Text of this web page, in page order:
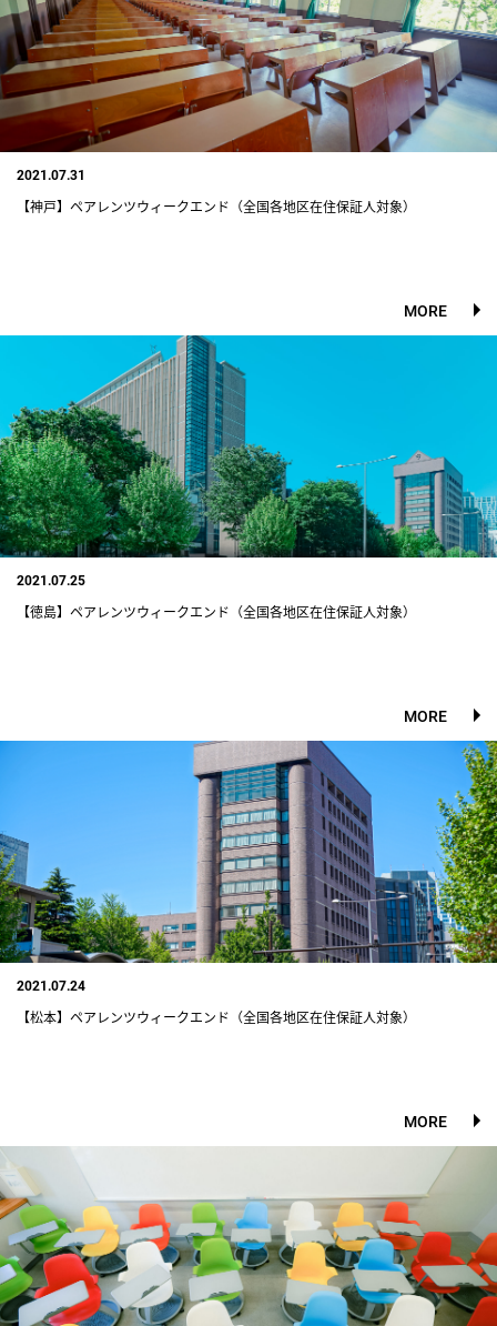
2021.07.31
【神戸】ペアレンツウィークエンド（全国各地区在住保証人対象）
MORE
2021.07.25
【徳島】ペアレンツウィークエンド（全国各地区在住保証人対象）
MORE
2021.07.24
【松本】ペアレンツウィークエンド（全国各地区在住保証人対象）
MORE